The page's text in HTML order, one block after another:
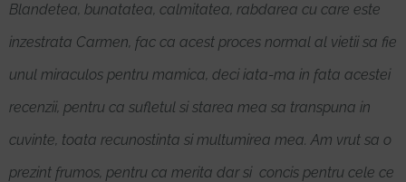
Blandetea, bunatatea, calmitatea, rabdarea cu care este
inzestrata Carmen, fac ca acest proces normal al vietii sa fie
unul miraculos pentru mamica, deci iata-ma in fata acestei
recenzii, pentru ca sufletul si starea mea sa transpuna in
cuvinte, toata recunostinta si multumirea mea. Am vrut sa o
prezint frumos, pentru ca merita dar si concis pentru cele ce